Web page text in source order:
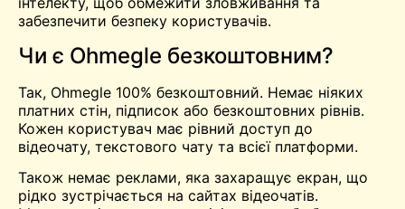
забезпечити безпеку користувачів.
Чи є Ohmegle безкоштовним?
Так, Ohmegle 100% безкоштовний. Немає ніяких
платних стін, підписок або безкоштовних рівнів.
Кожен користувач має рівний доступ до
відеочату, текстового чату та всієї платформи.
Також немає реклами, яка захаращує екран, що
рідко зустрічається на сайтах відеочатів.